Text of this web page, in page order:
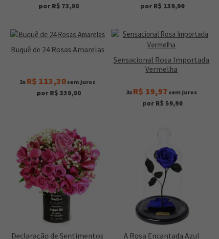
por R$ 73,90 por R$ 139,90
Buquê de 24 Rosas Amarelas
3x R$ 113,30 sem juros
por R$ 339,90
Sensacional Rosa Importada
Vermelha
3x R$ 19,97 sem juros
por R$ 59,90
Declaração de Sentimentos A Rosa Encantada Azul